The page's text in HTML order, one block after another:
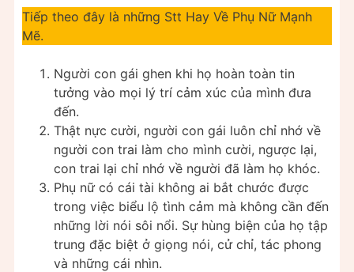
Tiếp theo đây là những Stt Hay Về Phụ Nữ Mạnh
Mẽ.
Người con gái ghen khi họ hoàn toàn tin
tưởng vào mọi lý trí cảm xúc của mình đưa
đến.
Thật nực cười, người con gái luôn chỉ nhớ về
người con trai làm cho mình cười, ngược lại,
con trai lại chỉ nhớ về người đã làm họ khóc.
Phụ nữ có cái tài không ai bắt chước được
trong việc biểu lộ tình cảm mà không cần đến
những lời nói sôi nổi. Sự hùng biện của họ tập
trung đặc biệt ở giọng nói, cử chỉ, tác phong
và những cái nhìn.